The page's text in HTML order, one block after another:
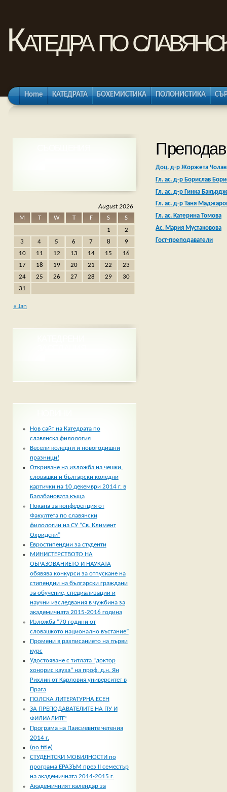
Катедра по
Home КАТЕДРАТА БОХЕМИСТИКА ПОЛОНИСТИКА
Доц. д-р Жоржета
Гл. ас. д-р Борислав
Гл. ас. д-р Гинка
Гл. ас. д-р Таня
Гл. ас. Катерина Томова
Ас. Мария Мустаковова
Гост-преподаватели
August 2026
M
T W T F S
S
1
2
3
4 5 6 7 8
9
10
11 12 13 14 15
16
17
18 19 20 21 22
23
24
25 26 27 28 29
30
31
« Jan
Нов сайт на Катедрата по
славянска филология
Весели коледни и новогодишни
празници!
Откриване на изложба на чешки,
словашки и български коледни
картички на 10 декември 2014 г. в
Балабановата къща
Покана за конференция от
Факултета по славянски
филологии на СУ “Св. Климент
Охридски”
Евростипендии за студенти
МИНИСТЕРСТВОТО НА
ОБРАЗОВАНИЕТО И НАУКАТА
обявява конкурси за отпускане на
стипендии на български граждани
за обучение, специализации и
научни изследвания в чужбина за
академичната 2015-2016 година
Изложба “70 години от
словашкото национално въстание”
Промени в разписанието на първи
курс
Удостояване с титлата “доктор
хонорис кауза” на проф. д.н. Ян
Рихлик от Карловия университет в
Прага
ПОЛСКА ЛИТЕРАТУРНА ЕСЕН
ЗА ПРЕПОДАВАТЕЛИТЕ НА ПУ И
ФИЛИАЛИТЕ!
Програма на Паисиевите четения
2014 г.
(no title)
СТУДЕНТСКИ МОБИЛНОСТИ по
програма ЕРАЗЪМ през II семестър
на академичната 2014-2015 г.
Академичният календар за